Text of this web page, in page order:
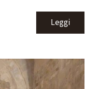
Leggi